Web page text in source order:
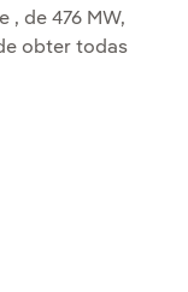
de 476 MW,
obter todas
em eólica
em eólicaem eólica